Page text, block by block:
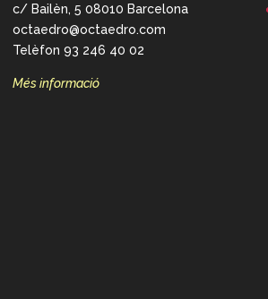
c/ Bailèn, 5 08010 Barcelona
octaedro@octaedro.com
Telèfon 93 246 40 02
Més informació